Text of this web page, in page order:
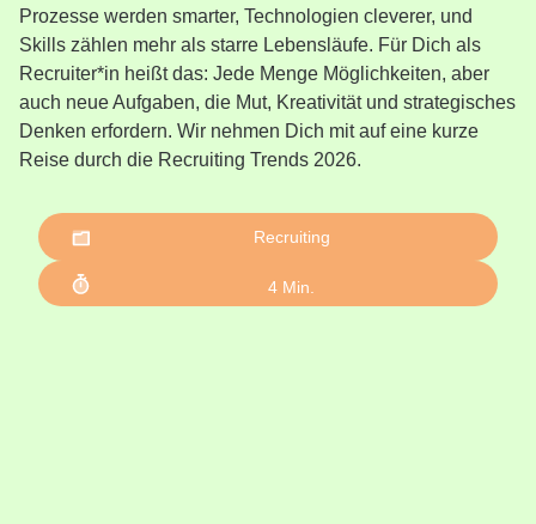
Prozesse werden smarter, Technologien cleverer, und
Skills zählen mehr als starre Lebensläufe. Für Dich als
Recruiter*in heißt das: Jede Menge Möglichkeiten, aber
auch neue Aufgaben, die Mut, Kreativität und strategisches
Denken erfordern. Wir nehmen Dich mit auf eine kurze
Reise durch die Recruiting Trends 2026.
Recruiting
4 Min.